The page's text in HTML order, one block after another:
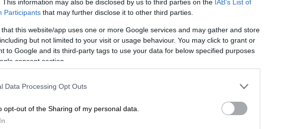
This information may also be disclosed by us to third parties on the IAB’s List of
Participants that may further disclose it to other third parties.
that this website/app uses one or more Google services and may gather and store
but not limited to your visit or usage behaviour. You may click to grant or
to Google and its third-party tags to use your data for below specified purposes
consent section.
Data Processing Opt Outs
opt-out of the Sharing of my personal data.
ανέφερε χαρακτηριστικά